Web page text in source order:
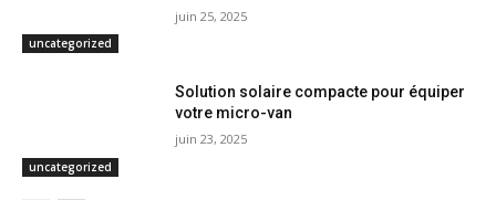
uncategorized
juin 25, 2025
uncategorized
Solution solaire compacte pour équiper
votre micro-van
juin 23, 2025